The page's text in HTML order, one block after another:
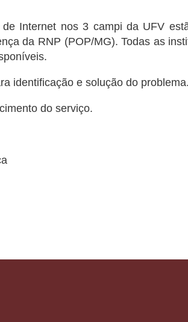
Internet nos 3 campi da UFV
da RNP (POP/MG). Todas as
identificação e solução do problema.
do serviço.